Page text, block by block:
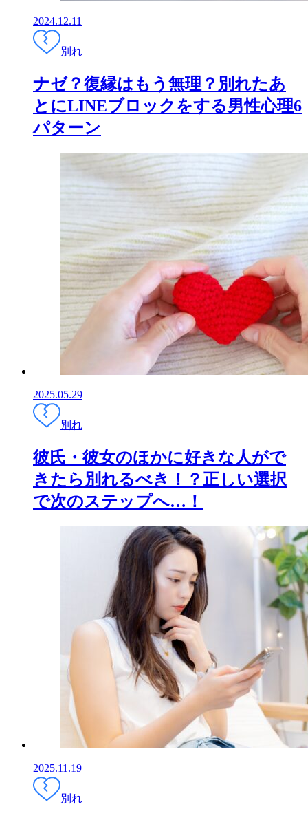
2024.12.11
別れ
ナゼ？復縁はもう無理？別れたあ
とにLINEブロックをする男性心理6
パターン
2025.05.29
別れ
彼氏・彼女のほかに好きな人がで
きたら別れるべき！？正しい選択
で次のステップへ…！
2025.11.19
別れ